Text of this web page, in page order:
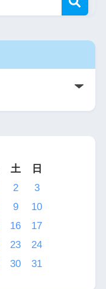
土
日
2
3
9
10
16
17
23
24
30
31